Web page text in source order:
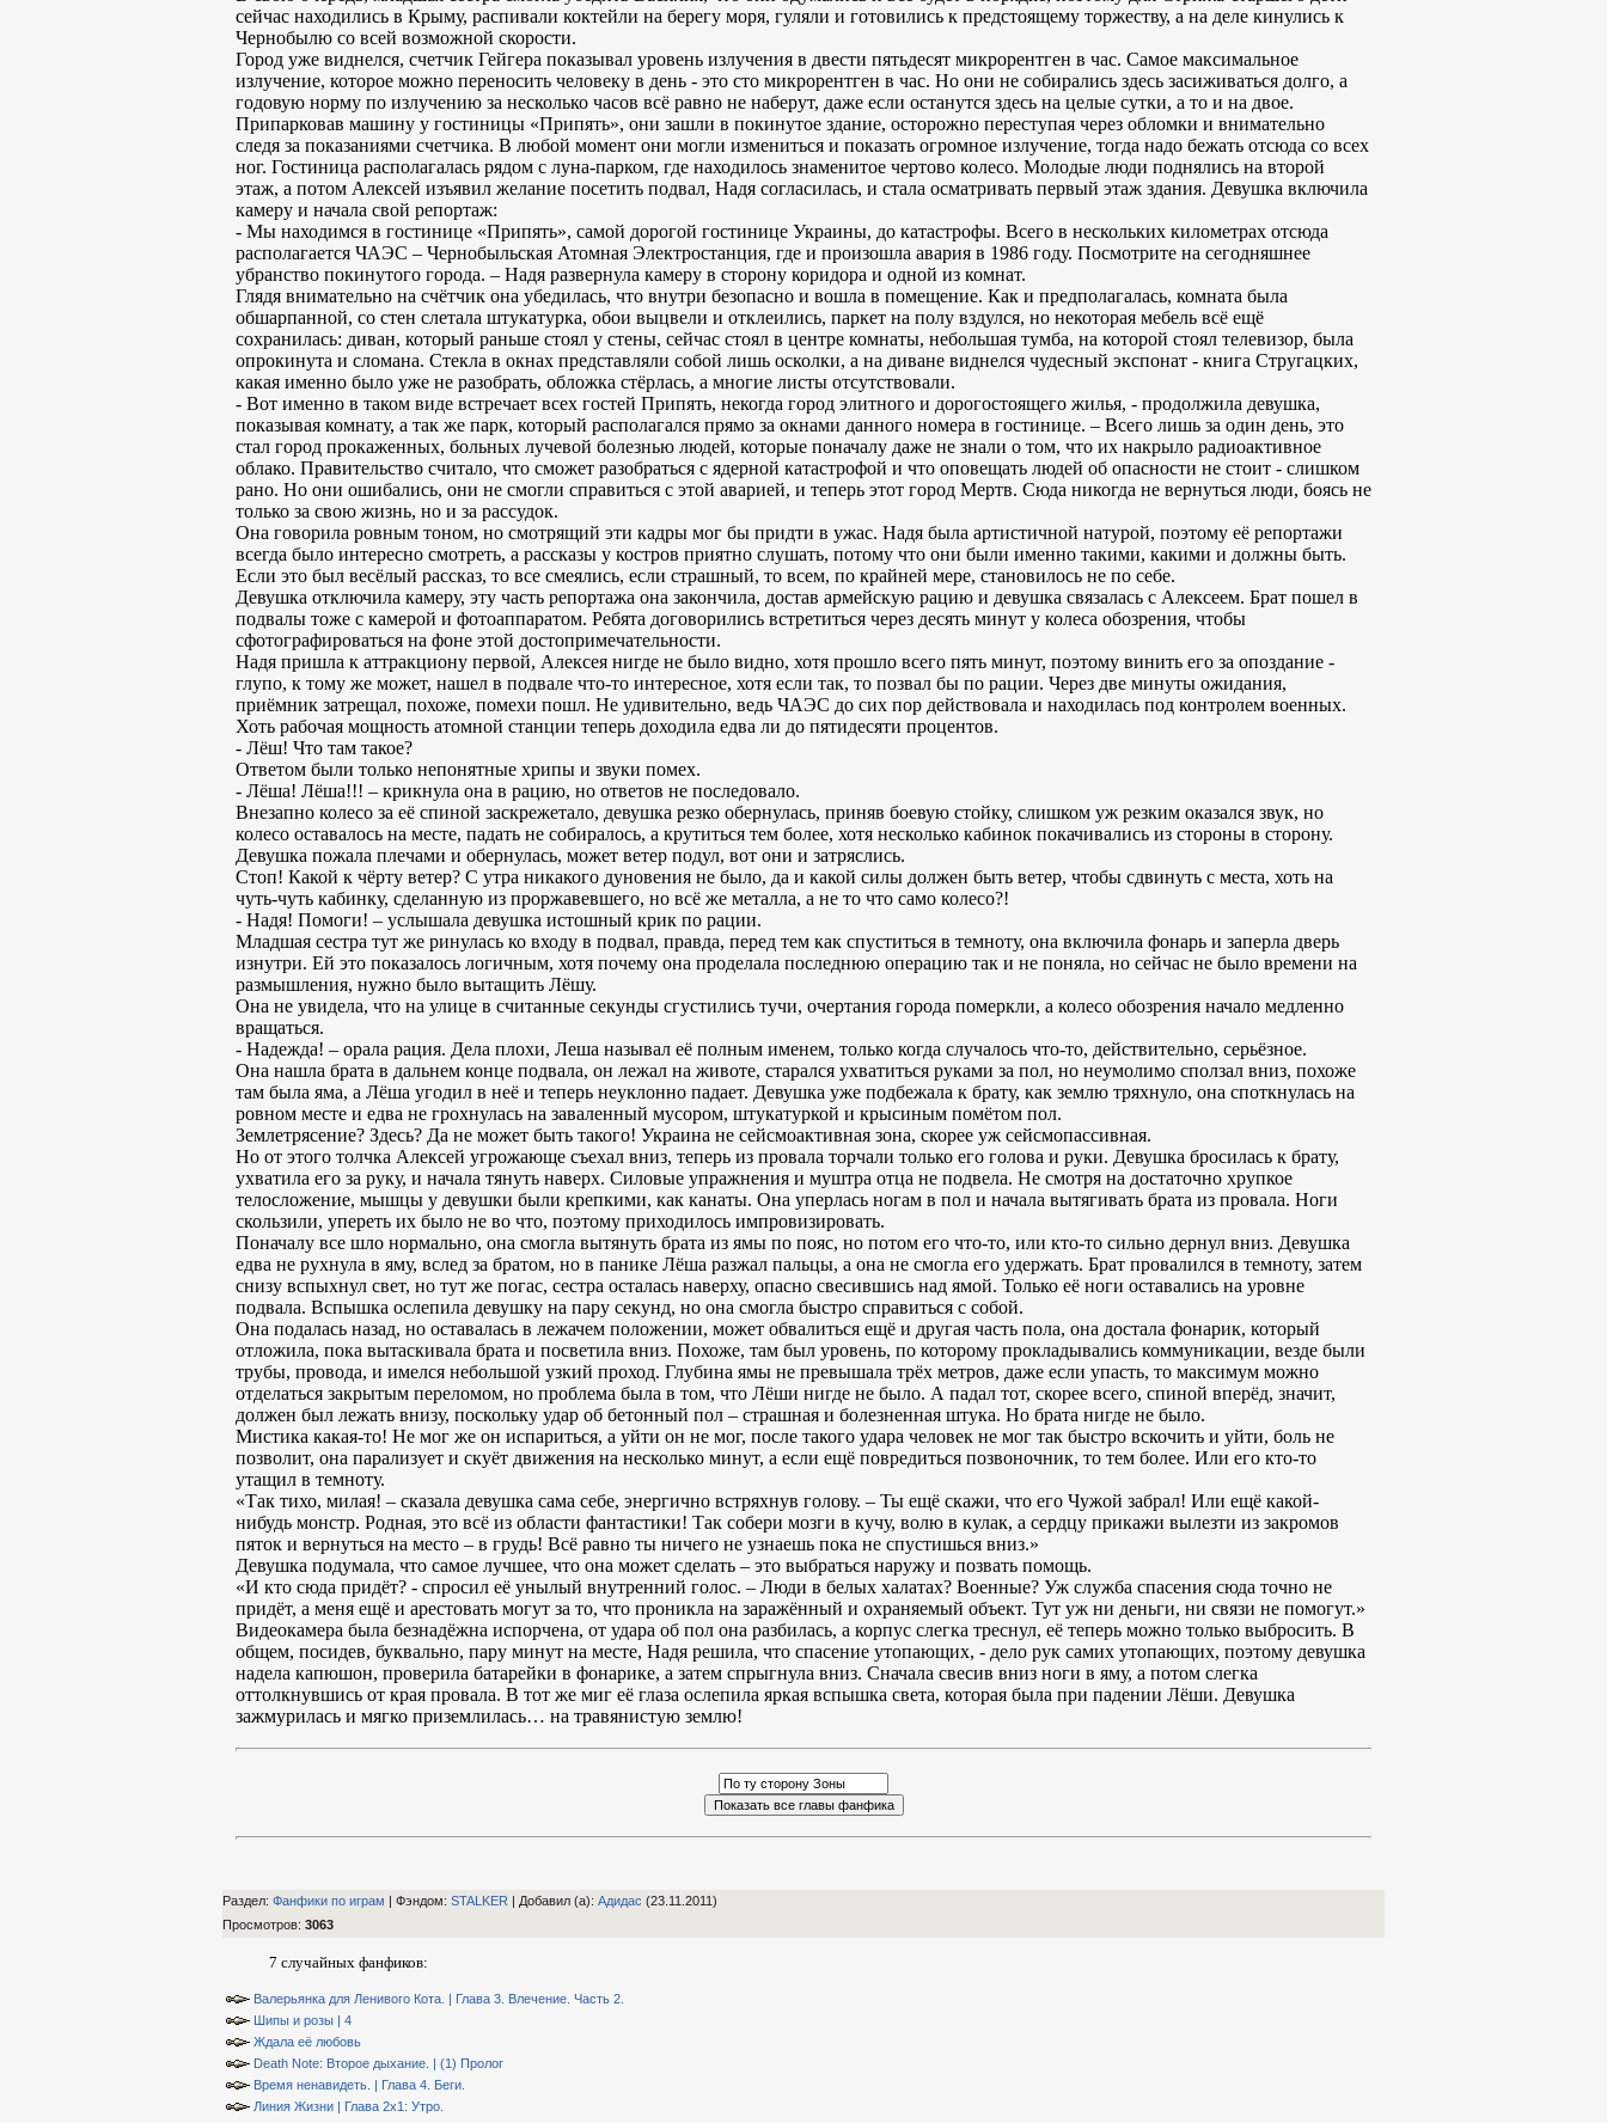
сейчас находились в Крыму, распивали коктейли на берегу моря, гуляли и готовились к предстоящему торжеству, а на деле кинулись к
Чернобылю со всей возможной скорости.
Город уже виднелся, счетчик Гейгера показывал уровень излучения в двести пятьдесят микрорентген в час. Самое максимальное
излучение, которое можно переносить человеку в день - это сто микрорентген в час. Но они не собирались здесь засиживаться долго, а
годовую норму по излучению за несколько часов всё равно не наберут, даже если останутся здесь на целые сутки, а то и на двое.
Припарковав машину у гостиницы «Припять», они зашли в покинутое здание, осторожно переступая через обломки и внимательно
следя за показаниями счетчика. В любой момент они могли измениться и показать огромное излучение, тогда надо бежать отсюда со всех
ног. Гостиница располагалась рядом с луна-парком, где находилось знаменитое чертово колесо. Молодые люди поднялись на второй
этаж, а потом Алексей изъявил желание посетить подвал, Надя согласилась, и стала осматривать первый этаж здания. Девушка включила
камеру и начала свой репортаж:
- Мы находимся в гостинице «Припять», самой дорогой гостинице Украины, до катастрофы. Всего в нескольких километрах отсюда
располагается ЧАЭС – Чернобыльская Атомная Электростанция, где и произошла авария в 1986 году. Посмотрите на сегодняшнее
убранство покинутого города. – Надя развернула камеру в сторону коридора и одной из комнат.
Глядя внимательно на счётчик она убедилась, что внутри безопасно и вошла в помещение. Как и предполагалась, комната была
обшарпанной, со стен слетала штукатурка, обои выцвели и отклеились, паркет на полу вздулся, но некоторая мебель всё ещё
сохранилась: диван, который раньше стоял у стены, сейчас стоял в центре комнаты, небольшая тумба, на которой стоял телевизор, была
опрокинута и сломана. Стекла в окнах представляли собой лишь осколки, а на диване виднелся чудесный экспонат - книга Стругацких,
какая именно было уже не разобрать, обложка стёрлась, а многие листы отсутствовали.
- Вот именно в таком виде встречает всех гостей Припять, некогда город элитного и дорогостоящего жилья, - продолжила девушка,
показывая комнату, а так же парк, который располагался прямо за окнами данного номера в гостинице. – Всего лишь за один день, это
стал город прокаженных, больных лучевой болезнью людей, которые поначалу даже не знали о том, что их накрыло радиоактивное
облако. Правительство считало, что сможет разобраться с ядерной катастрофой и что оповещать людей об опасности не стоит - слишком
рано. Но они ошибались, они не смогли справиться с этой аварией, и теперь этот город Мертв. Сюда никогда не вернуться люди, боясь не
только за свою жизнь, но и за рассудок.
Она говорила ровным тоном, но смотрящий эти кадры мог бы придти в ужас. Надя была артистичной натурой, поэтому её репортажи
всегда было интересно смотреть, а рассказы у костров приятно слушать, потому что они были именно такими, какими и должны быть.
Если это был весёлый рассказ, то все смеялись, если страшный, то всем, по крайней мере, становилось не по себе.
Девушка отключила камеру, эту часть репортажа она закончила, достав армейскую рацию и девушка связалась с Алексеем. Брат пошел в
подвалы тоже с камерой и фотоаппаратом. Ребята договорились встретиться через десять минут у колеса обозрения, чтобы
сфотографироваться на фоне этой достопримечательности.
Надя пришла к аттракциону первой, Алексея нигде не было видно, хотя прошло всего пять минут, поэтому винить его за опоздание -
глупо, к тому же может, нашел в подвале что-то интересное, хотя если так, то позвал бы по рации. Через две минуты ожидания,
приёмник затрещал, похоже, помехи пошл. Не удивительно, ведь ЧАЭС до сих пор действовала и находилась под контролем военных.
Хоть рабочая мощность атомной станции теперь доходила едва ли до пятидесяти процентов.
- Лёш! Что там такое?
Ответом были только непонятные хрипы и звуки помех.
- Лёша! Лёша!!! – крикнула она в рацию, но ответов не последовало.
Внезапно колесо за её спиной заскрежетало, девушка резко обернулась, приняв боевую стойку, слишком уж резким оказался звук, но
колесо оставалось на месте, падать не собиралось, а крутиться тем более, хотя несколько кабинок покачивались из стороны в сторону.
Девушка пожала плечами и обернулась, может ветер подул, вот они и затряслись.
Стоп! Какой к чёрту ветер? С утра никакого дуновения не было, да и какой силы должен быть ветер, чтобы сдвинуть с места, хоть на
чуть-чуть кабинку, сделанную из проржавевшего, но всё же металла, а не то что само колесо?!
- Надя! Помоги! – услышала девушка истошный крик по рации.
Младшая сестра тут же ринулась ко входу в подвал, правда, перед тем как спуститься в темноту, она включила фонарь и заперла дверь
изнутри. Ей это показалось логичным, хотя почему она проделала последнюю операцию так и не поняла, но сейчас не было времени на
размышления, нужно было вытащить Лёшу.
Она не увидела, что на улице в считанные секунды сгустились тучи, очертания города померкли, а колесо обозрения начало медленно
вращаться.
- Надежда! – орала рация. Дела плохи, Леша называл её полным именем, только когда случалось что-то, действительно, серьёзное.
Она нашла брата в дальнем конце подвала, он лежал на животе, старался ухватиться руками за пол, но неумолимо сползал вниз, похоже
там была яма, а Лёша угодил в неё и теперь неуклонно падает. Девушка уже подбежала к брату, как землю тряхнуло, она споткнулась на
ровном месте и едва не грохнулась на заваленный мусором, штукатуркой и крысиным помётом пол.
Землетрясение? Здесь? Да не может быть такого! Украина не сейсмоактивная зона, скорее уж сейсмопассивная.
Но от этого толчка Алексей угрожающе съехал вниз, теперь из провала торчали только его голова и руки. Девушка бросилась к брату,
ухватила его за руку, и начала тянуть наверх. Силовые упражнения и муштра отца не подвела. Не смотря на достаточно хрупкое
телосложение, мышцы у девушки были крепкими, как канаты. Она уперлась ногам в пол и начала вытягивать брата из провала. Ноги
скользили, упереть их было не во что, поэтому приходилось импровизировать.
Поначалу все шло нормально, она смогла вытянуть брата из ямы по пояс, но потом его что-то, или кто-то сильно дернул вниз. Девушка
едва не рухнула в яму, вслед за братом, но в панике Лёша разжал пальцы, а она не смогла его удержать. Брат провалился в темноту, затем
снизу вспыхнул свет, но тут же погас, сестра осталась наверху, опасно свесившись над ямой. Только её ноги оставались на уровне
подвала. Вспышка ослепила девушку на пару секунд, но она смогла быстро справиться с собой.
Она подалась назад, но оставалась в лежачем положении, может обвалиться ещё и другая часть пола, она достала фонарик, который
отложила, пока вытаскивала брата и посветила вниз. Похоже, там был уровень, по которому прокладывались коммуникации, везде были
трубы, провода, и имелся небольшой узкий проход. Глубина ямы не превышала трёх метров, даже если упасть, то максимум можно
отделаться закрытым переломом, но проблема была в том, что Лёши нигде не было. А падал тот, скорее всего, спиной вперёд, значит,
должен был лежать внизу, поскольку удар об бетонный пол – страшная и болезненная штука. Но брата нигде не было.
Мистика какая-то! Не мог же он испариться, а уйти он не мог, после такого удара человек не мог так быстро вскочить и уйти, боль не
позволит, она парализует и скуёт движения на несколько минут, а если ещё повредиться позвоночник, то тем более. Или его кто-то
утащил в темноту.
«Так тихо, милая! – сказала девушка сама себе, энергично встряхнув голову. – Ты ещё скажи, что его Чужой забрал! Или ещё какой-
нибудь монстр. Родная, это всё из области фантастики! Так собери мозги в кучу, волю в кулак, а сердцу прикажи вылезти из закромов
пяток и вернуться на место – в грудь! Всё равно ты ничего не узнаешь пока не спустишься вниз.»
Девушка подумала, что самое лучшее, что она может сделать – это выбраться наружу и позвать помощь.
«И кто сюда придёт? - спросил её унылый внутренний голос. – Люди в белых халатах? Военные? Уж служба спасения сюда точно не
придёт, а меня ещё и арестовать могут за то, что проникла на заражённый и охраняемый объект. Тут уж ни деньги, ни связи не помогут.»
Видеокамера была безнадёжна испорчена, от удара об пол она разбилась, а корпус слегка треснул, её теперь можно только выбросить. В
общем, посидев, буквально, пару минут на месте, Надя решила, что спасение утопающих, - дело рук самих утопающих, поэтому девушка
надела капюшон, проверила батарейки в фонарике, а затем спрыгнула вниз. Сначала свесив вниз ноги в яму, а потом слегка
оттолкнувшись от края провала. В тот же миг её глаза ослепила яркая вспышка света, которая была при падении Лёши. Девушка
зажмурилась и мягко приземлилась… на травянистую землю!
Раздел: Фанфики по играм | Фэндом: STALKER | Добавил (а): Адидас (23.11.2011)
Просмотров: 3063
7 случайных фанфиков:
Валерьянка для Ленивого Кота. | Глава 3. Влечение. Часть 2.
Шипы и розы | 4
Ждала её любовь
Death Note: Второе дыхание. | (1) Пролог
Время ненавидеть. | Глава 4. Беги.
Линия Жизни | Глава 2х1: Утро.